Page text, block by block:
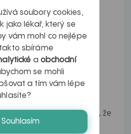
jsem byla poprvé
a zápal...
se zeptat, co znamená
na hrudníku-...
dobu se mi občas stane, že
hrozně...
soubory cookies,
jako lékař, který se
vám mohl co nejlépe
sbíráme
a obchodní
se mohli
a tím vám lépe
Souhlasím